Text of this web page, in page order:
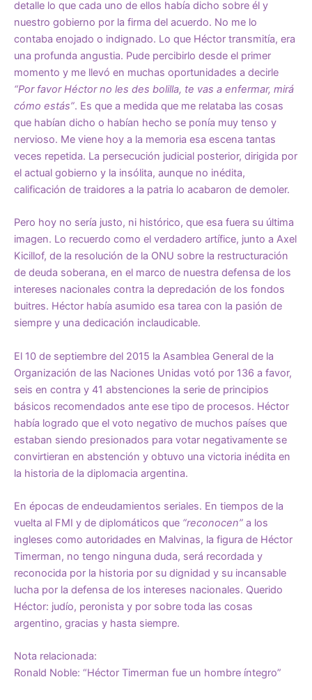
detalle lo que cada uno de ellos había dicho sobre él y
nuestro gobierno por la firma del acuerdo. No me lo
contaba enojado o indignado. Lo que Héctor transmitía, era
una profunda angustia. Pude percibirlo desde el primer
momento y me llevó en muchas oportunidades a decirle
“Por favor Héctor no les des bolilla, te vas a enfermar, mirá
cómo estás”. Es que a medida que me relataba las cosas
que habían dicho o habían hecho se ponía muy tenso y
nervioso. Me viene hoy a la memoria esa escena tantas
veces repetida. La persecución judicial posterior, dirigida por
el actual gobierno y la insólita, aunque no inédita,
calificación de traidores a la patria lo acabaron de demoler.
Pero hoy no sería justo, ni histórico, que esa fuera su última
imagen. Lo recuerdo como el verdadero artífice, junto a Axel
Kicillof, de la resolución de la ONU sobre la restructuración
de deuda soberana, en el marco de nuestra defensa de los
intereses nacionales contra la depredación de los fondos
buitres. Héctor había asumido esa tarea con la pasión de
siempre y una dedicación inclaudicable.
El 10 de septiembre del 2015 la Asamblea General de la
Organización de las Naciones Unidas votó por 136 a favor,
seis en contra y 41 abstenciones la serie de principios
básicos recomendados ante ese tipo de procesos. Héctor
había logrado que el voto negativo de muchos países que
estaban siendo presionados para votar negativamente se
convirtieran en abstención y obtuvo una victoria inédita en
la historia de la diplomacia argentina.
En épocas de endeudamientos seriales. En tiempos de la
vuelta al FMI y de diplomáticos que “reconocen” a los
ingleses como autoridades en Malvinas, la figura de Héctor
Timerman, no tengo ninguna duda, será recordada y
reconocida por la historia por su dignidad y su incansable
lucha por la defensa de los intereses nacionales. Querido
Héctor: judío, peronista y por sobre toda las cosas
argentino, gracias y hasta siempre.
Nota relacionada:
Ronald Noble: “Héctor Timerman fue un hombre íntegro”